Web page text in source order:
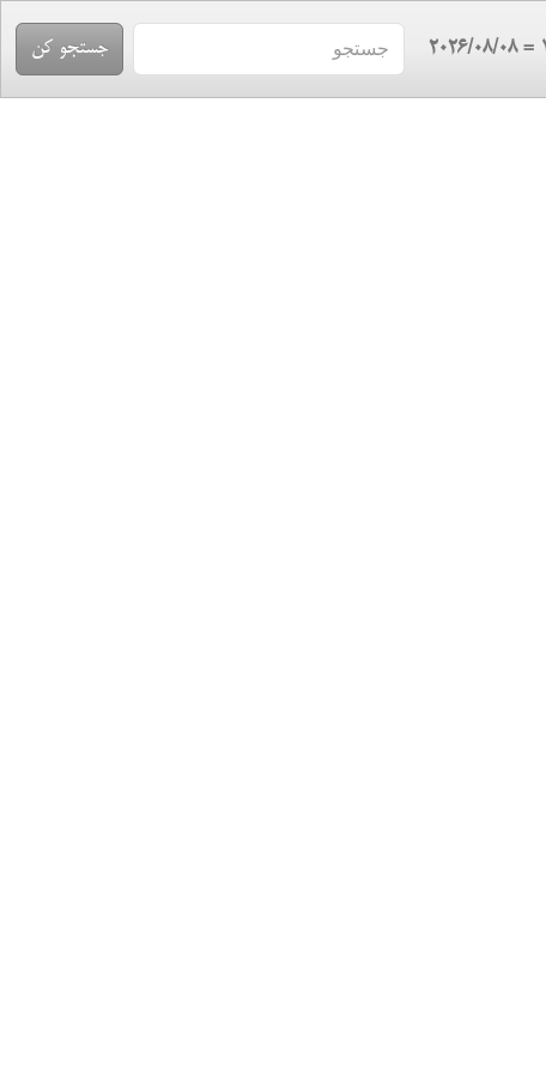
= 2026/08/08